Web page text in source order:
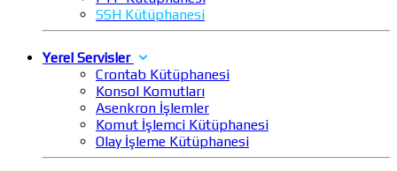
SSH Kütüphanesi
Yerel Servisler
Crontab Kütüphanesi
Konsol Komutları
Asenkron İşlemler
Komut İşlemci Kütüphanesi
Olay İşleme Kütüphanesi